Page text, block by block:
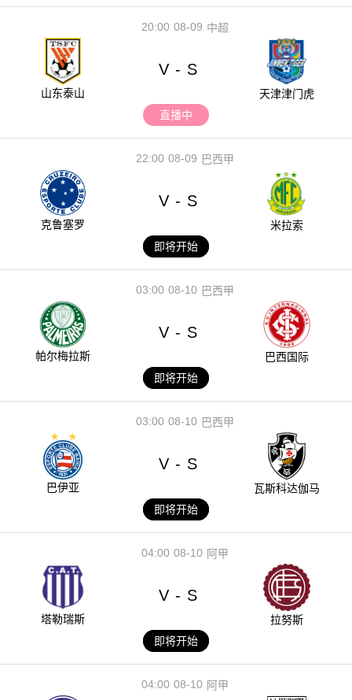
08-09
20:00 中超
山东泰山
V - S
天津津门虎
直播中
08-09
22:00 巴西甲
克鲁塞罗
V - S
米拉索
即将开始
08-10
03:00 巴西甲
帕尔梅拉斯
V - S
巴西国际
即将开始
08-10
03:00 巴西甲
巴伊亚
V - S
瓦斯科达伽马
即将开始
08-10
04:00 阿甲
塔勒瑞斯
V - S
拉努斯
即将开始
08-10
04:00 阿甲